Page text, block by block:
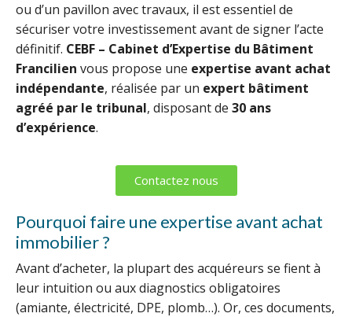
ou d’un pavillon avec travaux, il est essentiel de
sécuriser votre investissement avant de signer l’acte
définitif. CEBF – Cabinet d’Expertise du Bâtiment
Francilien vous propose une expertise avant achat
indépendante, réalisée par un expert bâtiment
agréé par le tribunal, disposant de 30 ans
d’expérience.
Contactez nous
Pourquoi faire une expertise avant achat
immobilier ?
Avant d’acheter, la plupart des acquéreurs se fient à
leur intuition ou aux diagnostics obligatoires
(amiante, électricité, DPE, plomb…). Or, ces documents,